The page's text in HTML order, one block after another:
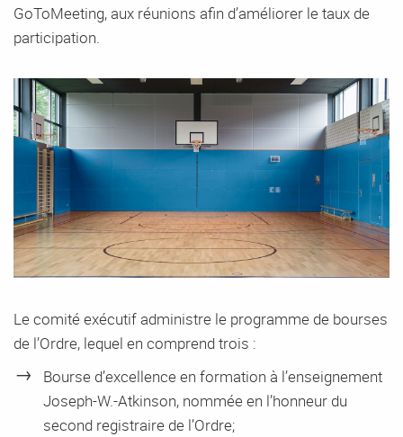
GoToMeeting, aux réunions afin d’améliorer le taux de
participation.
Le comité exécutif administre le programme de bourses
de l’Ordre, lequel en comprend trois :
Bourse d’excellence en formation à l’enseignement
Joseph-W.-Atkinson, nommée en l’honneur du
second registraire de l’Ordre;